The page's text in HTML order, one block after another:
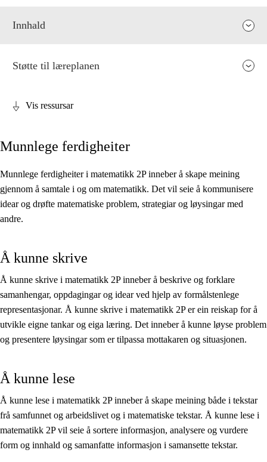
Innhald
Kjerneelement
Tverrfaglege tema
Grunnleggjande ferdigheiter
Støtte til læreplanen
Vis ressursar
Munnlege ferdigheiter
Munnlege ferdigheiter i matematikk 2P inneber å skape meining
gjennom å samtale i og om matematikk. Det vil seie å kommunisere
idear og drøfte matematiske problem, strategiar og løysingar med
andre.
Å kunne skrive
Å kunne skrive i matematikk 2P inneber å beskrive og forklare
samanhengar, oppdagingar og idear ved hjelp av formålstenlege
representasjonar. Å kunne skrive i matematikk 2P er ein reiskap for å
utvikle eigne tankar og eiga læring. Det inneber å kunne løyse problem
og presentere løysingar som er tilpassa mottakaren og situasjonen.
Å kunne lese
Å kunne lese i matematikk 2P inneber å skape meining både i tekstar
frå samfunnet og arbeidslivet og i matematiske tekstar. Å kunne lese i
matematikk 2P vil seie å sortere informasjon, analysere og vurdere
form og innhald og samanfatte informasjon i samansette tekstar.